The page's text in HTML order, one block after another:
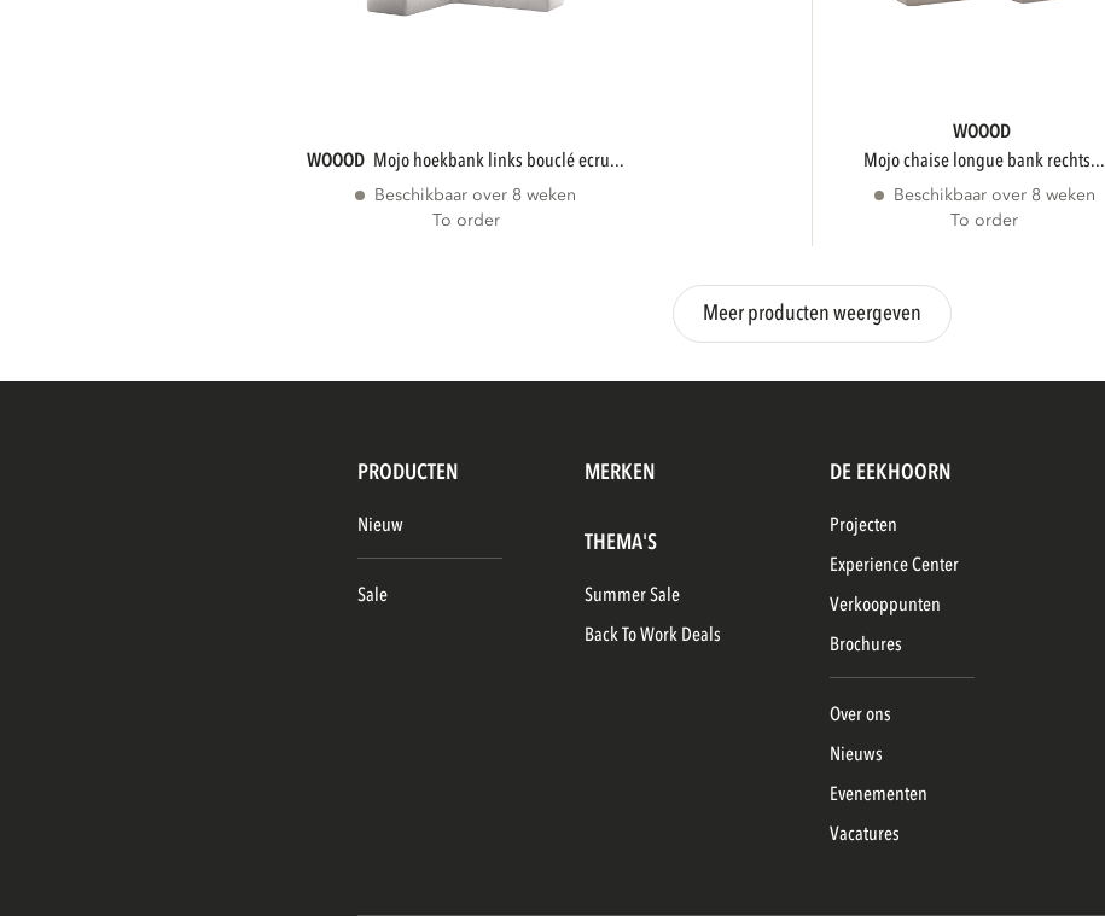
WOOOD mojo hoekbank links bouclé ecru...
Beschikbaar over 8 weken
To order
WOOOD
mojo chaise longue bank rechts...
Beschikbaar over 8 weken
To order
Meer producten weergeven
PRODUCTEN MERKEN
Nieuw
Sale
THEMA'S
Summer Sale
Back To Work Deals
DE EEKHOORN
Projecten
Experience Center
Verkooppunten
Brochures
Over ons
Nieuws
Evenementen
Vacatures